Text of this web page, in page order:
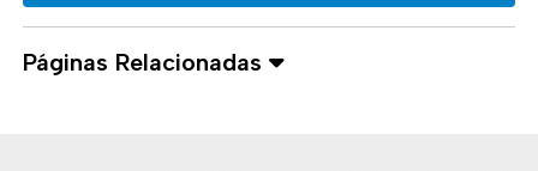
Páginas Relacionadas